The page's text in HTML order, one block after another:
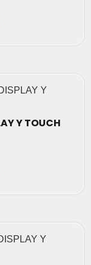
Y TOUCH